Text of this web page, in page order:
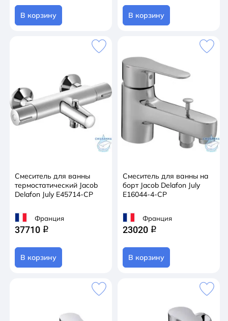
В корзину В корзину
Смеситель для ванны
термостатический Jacob
Delafon July E45714-CP
Франция
37710 q
В корзину
Смеситель для ванны на
борт Jacob Delafon July
E16044-4-CP
Франция
23020 q
В корзину